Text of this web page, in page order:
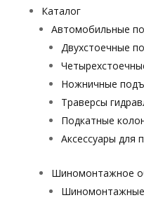
Каталог
Автомобильные
Двухстоечные
Ножничные
Траверсы
Подкатные
Аксессуары для
Шиномонтажное
Шиномонтажные